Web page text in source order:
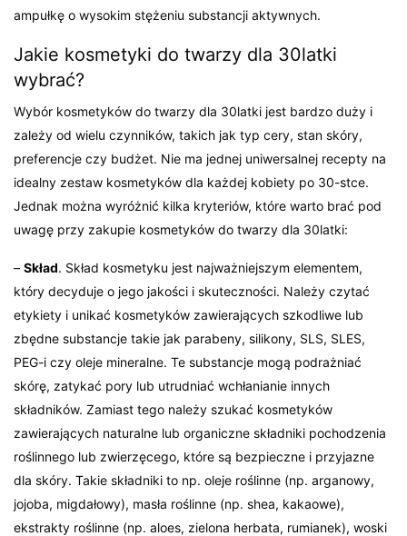
ampułkę o wysokim stężeniu substancji aktywnych.
Jakie kosmetyki do twarzy dla 30latki
wybrać?
Wybór kosmetyków do twarzy dla 30latki jest bardzo duży i
zależy od wielu czynników, takich jak typ cery, stan skóry,
preferencje czy budżet. Nie ma jednej uniwersalnej recepty na
idealny zestaw kosmetyków dla każdej kobiety po 30-stce.
Jednak można wyróżnić kilka kryteriów, które warto brać pod
uwagę przy zakupie kosmetyków do twarzy dla 30latki:
–Skład. Skład kosmetyku jest najważniejszym elementem,
który decyduje o jego jakości i skuteczności. Należy czytać
etykiety i unikać kosmetyków zawierających szkodliwe lub
zbędne substancje takie jak parabeny, silikony, SLS, SLES,
PEG-i czy oleje mineralne. Te substancje mogą podrażniać
skórę, zatykać pory lub utrudniać wchłanianie innych
składników. Zamiast tego należy szukać kosmetyków
zawierających naturalne lub organiczne składniki pochodzenia
roślinnego lub zwierzęcego, które są bezpieczne i przyjazne
dla skóry. Takie składniki to np. oleje roślinne (np. arganowy,
jojoba, migdałowy), masła roślinne (np. shea, kakaowe),
ekstrakty roślinne (np. aloes, zielona herbata, rumianek), woski